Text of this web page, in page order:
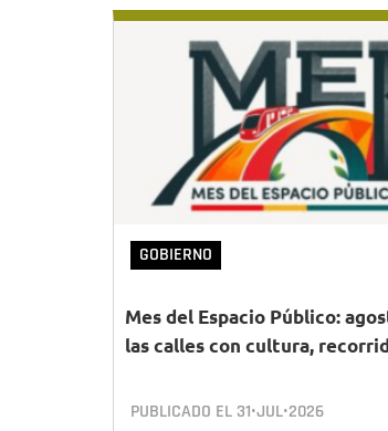
GOBIERNO
Mes del Espacio Público:
las calles con cultura,
PUBLICADO EL 31•JUL•2026